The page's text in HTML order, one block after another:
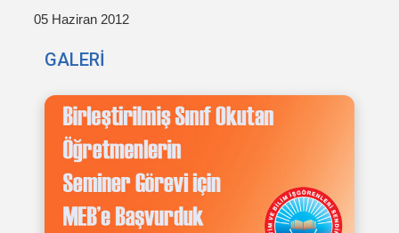
05 Haziran 2012
GALERİ